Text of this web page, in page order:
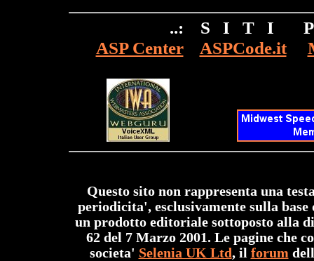
..: S I T I P
ASP Center
ASPCode.it
Questo sito non rappresenta una
periodicita', esclusivamente sulla
un prodotto editoriale sottoposto alla
62 del 7 Marzo 2001. Le pagine che
societa' Selenia UK Ltd, il forum